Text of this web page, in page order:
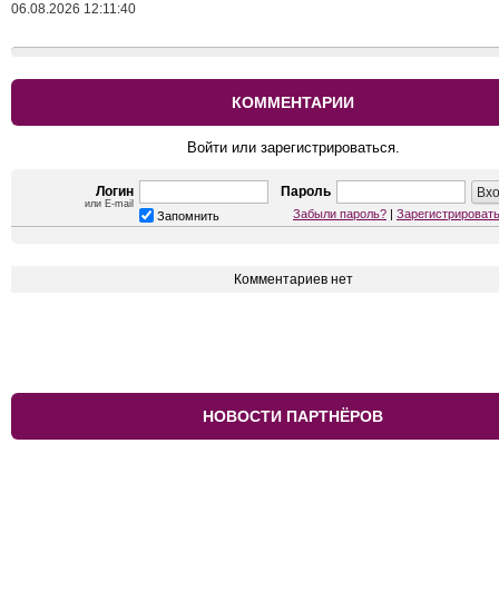
06.08.2026 12:11:40
КОММЕНТАРИИ
Войти или зарегистрироваться.
Логин
или E-mail
Пароль
Запомнить Забыли пароль? |
Комментариев нет
НОВОСТИ ПАРТНЁРОВ